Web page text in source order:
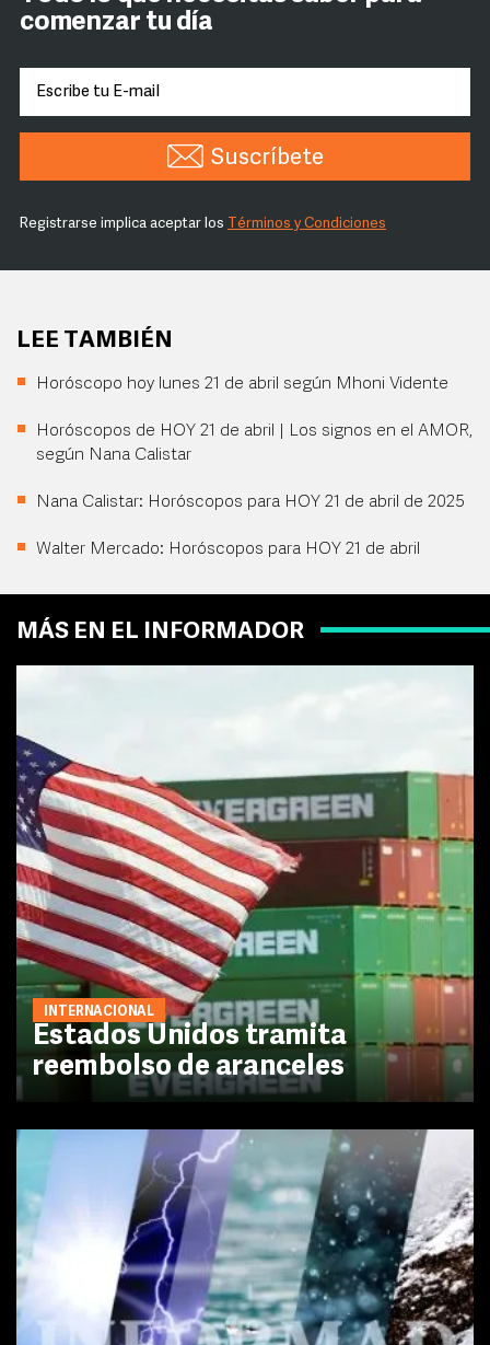
comenzar tu día
Suscríbete
Registrarse implica aceptar los Términos y Condiciones
LEE TAMBIÉN
Horóscopo hoy lunes 21 de abril según Mhoni Vidente
Horóscopos de HOY 21 de abril | Los signos en el AMOR,
según Nana Calistar
Nana Calistar: Horóscopos para HOY 21 de abril de 2025
Walter Mercado: Horóscopos para HOY 21 de abril
MÁS EN EL INFORMADOR
INTERNACIONAL
Estados Unidos tramita
reembolso de aranceles